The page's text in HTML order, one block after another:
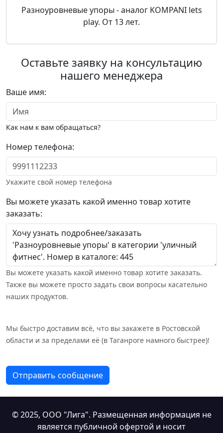
Разноуровневые упоры - аналог KOMPANI lets
play. От 13 лет.
Оставьте заявку на консультацию
нашего менеджера
Ваше имя:
Как нам к вам обращаться?
Номер телефона:
Укажите свой номер телефона
Вы можете указать какой именно товар хотите
заказать:
Вы можете указать какой именно товар хотите заказать.
Также вы можете просто задать свои вопросы касательно
наших продуктов.
Мы быстро доставим всё, что вы закажете в Ростовской
области и за пределами её (в Таганроге намного быстрее)!
Отправить сообщение
© 2025, ООО "Лига". Размещенная информация не
является публичной офертой и носит